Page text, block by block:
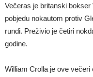
Večeras je britanski
pobjedu nokautom protiv
rundi. Preživio je četiri
godine.
William Crolla je ove